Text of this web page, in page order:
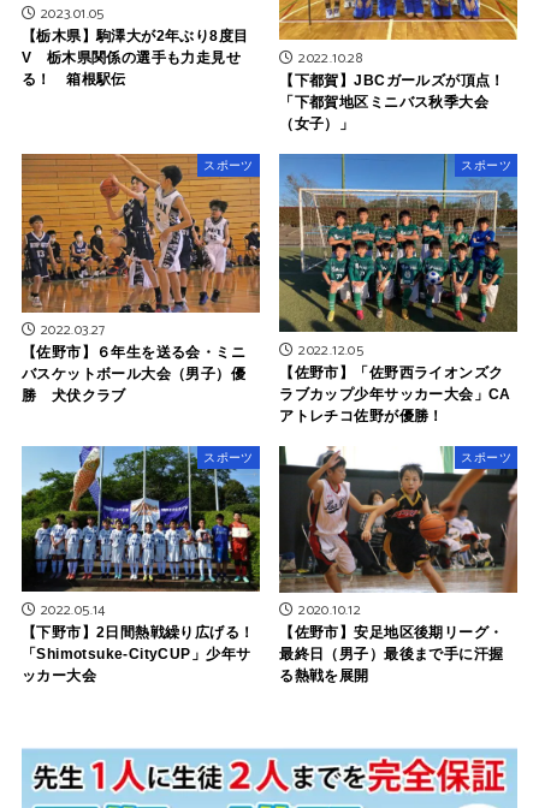
2023.01.05
【栃木県】駒澤大が2年ぶり8度目
V 栃木県関係の選手も力走見せ
る！ 箱根駅伝
2022.10.28
【下都賀】JBCガールズが頂点！
「下都賀地区ミニバス秋季大会
（女子）」
スポーツ
2022.03.27
【佐野市】６年生を送る会・ミニ
バスケットボール大会（男子）優
勝 犬伏クラブ
スポーツ
2022.12.05
【佐野市】「佐野西ライオンズク
ラブカップ少年サッカー大会」CA
アトレチコ佐野が優勝！
スポーツ
2022.05.14
【下野市】2日間熱戦繰り広げる！
「Shimotsuke-CityCUP」少年サ
ッカー大会
スポーツ
2020.10.12
【佐野市】安足地区後期リーグ・
最終日（男子）最後まで手に汗握
る熱戦を展開